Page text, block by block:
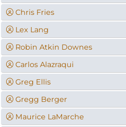
Chris Fries
Lex Lang
Robin Atkin Downes
Carlos Alazraqui
Greg Ellis
Gregg Berger
Maurice LaMarche